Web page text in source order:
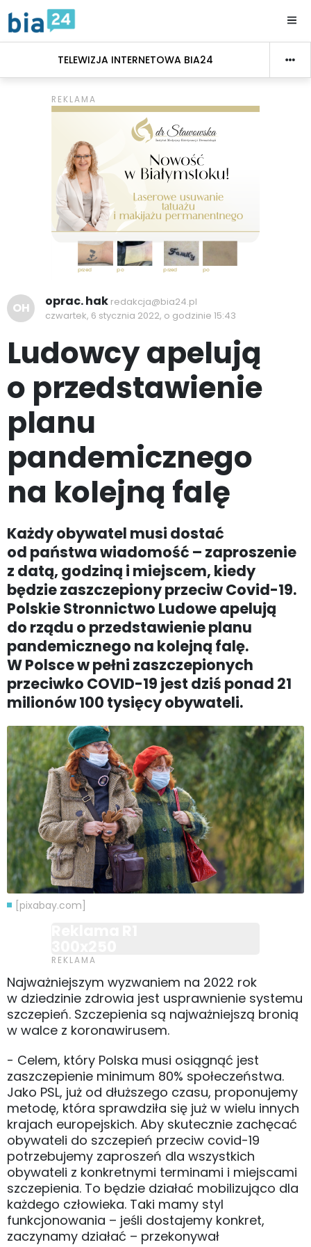
TELEWIZJA INTERNETOWA BIA24
OH oprac. hak redakcja@bia24.pl
czwartek, 6 stycznia 2022, o godzinie 15:43
Ludowcy apelują
o przedstawienie
planu
pandemicznego
na kolejną falę
Każdy obywatel musi dostać
od państwa wiadomość – zaproszenie
z datą, godziną i miejscem, kiedy
będzie zaszczepiony przeciw Covid-19.
Polskie Stronnictwo Ludowe apelują
do rządu o przedstawienie planu
pandemicznego na kolejną falę.
W Polsce w pełni zaszczepionych
przeciwko COVID-19 jest dziś ponad 21
milionów 100 tysięcy obywateli.
[pixabay.com]
Najważniejszym wyzwaniem na 2022 rok
w dziedzinie zdrowia jest usprawnienie systemu
szczepień. Szczepienia są najważniejszą bronią
w walce z koronawirusem.
- Celem, który Polska musi osiągnąć jest
zaszczepienie minimum 80% społeczeństwa.
Jako PSL, już od dłuższego czasu, proponujemy
metodę, która sprawdziła się już w wielu innych
krajach europejskich. Aby skutecznie zachęcać
obywateli do szczepień przeciw covid-19
potrzebujemy zaproszeń dla wszystkich
obywateli z konkretnymi terminami i miejscami
szczepienia. To będzie działać mobilizująco dla
każdego człowieka. Taki mamy styl
funkcjonowania – jeśli dostajemy konkret,
zaczynamy działać – przekonywał